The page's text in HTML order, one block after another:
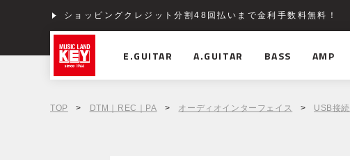
ショッピングクレジット分割48回払いまで金利手数料無料！
E.GUITAR A.GUITAR BASS AMP
TOP > DTM｜REC｜PA > オーディオインターフェイス > USB接続